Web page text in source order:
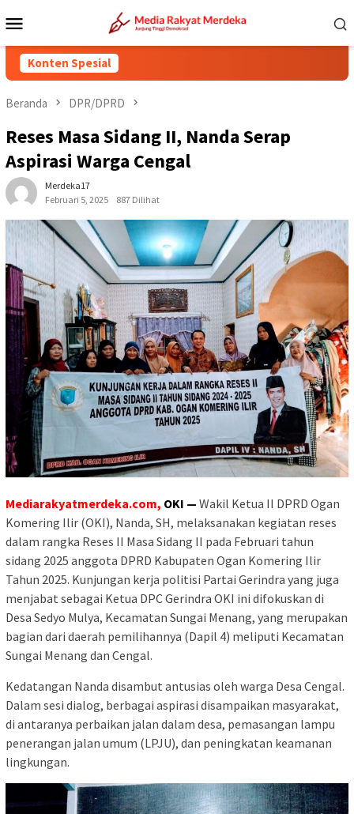
ke
Mobile
Konten Spesial
Beranda DPR/DPRD
Reses Masa Sidang II, Nanda Serap
Aspirasi Warga Cengal
Merdeka17
Februari 5, 2025
887 Dilihat
Mediarakyatmerdeka.com, OKI — Wakil Ketua II DPRD Ogan
Komering Ilir (OKI), Nanda, SH, melaksanakan kegiatan reses
dalam rangka Reses II Masa Sidang II pada Februari tahun
sidang 2025 anggota DPRD Kabupaten Ogan Komering Ilir
Tahun 2025. Kunjungan kerja politisi Partai Gerindra yang juga
menjabat sebagai Ketua DPC Gerindra OKI ini difokuskan di
Desa Sedyo Mulya, Kecamatan Sungai Menang, yang merupakan
bagian dari daerah pemilihannya (Dapil 4) meliputi Kecamatan
Sungai Menang dan Cengal.
Kedatangan Nanda disambut antusias oleh warga Desa Cengal.
Dalam sesi dialog, berbagai aspirasi disampaikan masyarakat,
di antaranya perbaikan jalan dalam desa, pemasangan lampu
penerangan jalan umum (LPJU), dan peningkatan keamanan
lingkungan.